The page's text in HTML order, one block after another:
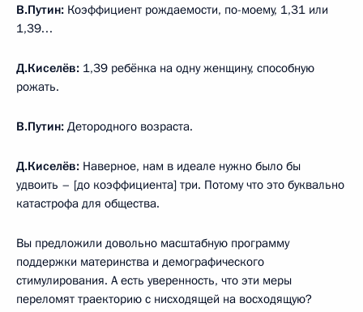
В.Путин: Коэффициент рождаемости, по-моему, 1,31 или
1,39…
Д.Киселёв: 1,39 ребёнка на одну женщину, способную
рожать.
В.Путин: Детородного возраста.
Д.Киселёв: Наверное, нам в идеале нужно было бы
удвоить – [до коэффициента] три. Потому что это буквально
катастрофа для общества.
Вы предложили довольно масштабную программу
поддержки материнства и демографического
стимулирования. А есть уверенность, что эти меры
переломят траекторию с нисходящей на восходящую?